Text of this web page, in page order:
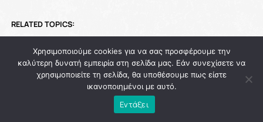
RELATED TOPICS:
Η αξία του “καθαρού” πολιτικού μηνύματος: Το
παράδειγμα της νίκης του Χάρη Δούκα στην
Αθήνα
93 εκατ. ευρώ χάθηκαν από την Πολιτική
Χρησιμοποιούμε cookies για να σας προσφέρουμε την
καλύτερη δυνατή εμπειρία στη σελίδα μας. Εάν συνεχίσετε να
χρησιμοποιείτε τη σελίδα, θα υποθέσουμε πως είστε
ικανοποιημένοι με αυτό.
Εντάξει